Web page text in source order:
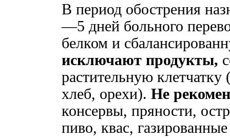
В период обострения
—5 дней больного
белком и
исключают продукты,
растительную
хлеб, орехи). Не
консервы, пряности,
пиво, квас,